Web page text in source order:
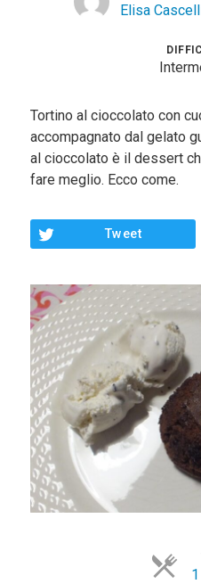
Pesce
Dolci
Panini
Varie
Chi Sono
Contattami
Elisa
Tortino al cioccolato con
accompagnato dal gelato
al cioccolato è il dessert
fare meglio. Ecco come.
Tweet